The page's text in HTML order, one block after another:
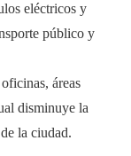
eléctricos y
público y
áreas
disminuye la
la ciudad.